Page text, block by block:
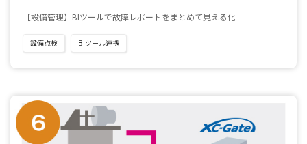
【設備管理】BIツールで故障レポートをまとめて見える化
設備点検 BIツール連携